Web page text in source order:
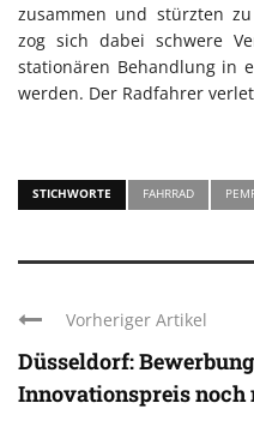
zusammen und stürzten
zog sich dabei schwere
stationären Behandlung in
werden. Der Radfahrer
STICHWORTE FAHRRAD
Vorheriger Artikel
Düsseldorf:
Innovationspreis